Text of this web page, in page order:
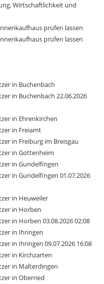
Wirtschaftlichkeit und
prüfen lassen
prüfen lassen
in Buchenbach
in Buchenbach 22.06.2026
in Ehrenkirchen
in Freiamt
in Freiburg im Breisgau
in Gottenheim
in Gundelfingen
in Gundelfingen 01.07.2026
in Heuweiler
in Horben
in Horben 03.08.2026 02:08
in Ihringen
in Ihringen 09.07.2026 16:08
in Kirchzarten
in Malterdingen
in Oberried